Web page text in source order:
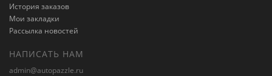
История заказов
Мои закладки
Рассылка новостей
НАПИСАТЬ НАМ
admin@autopazzle.ru